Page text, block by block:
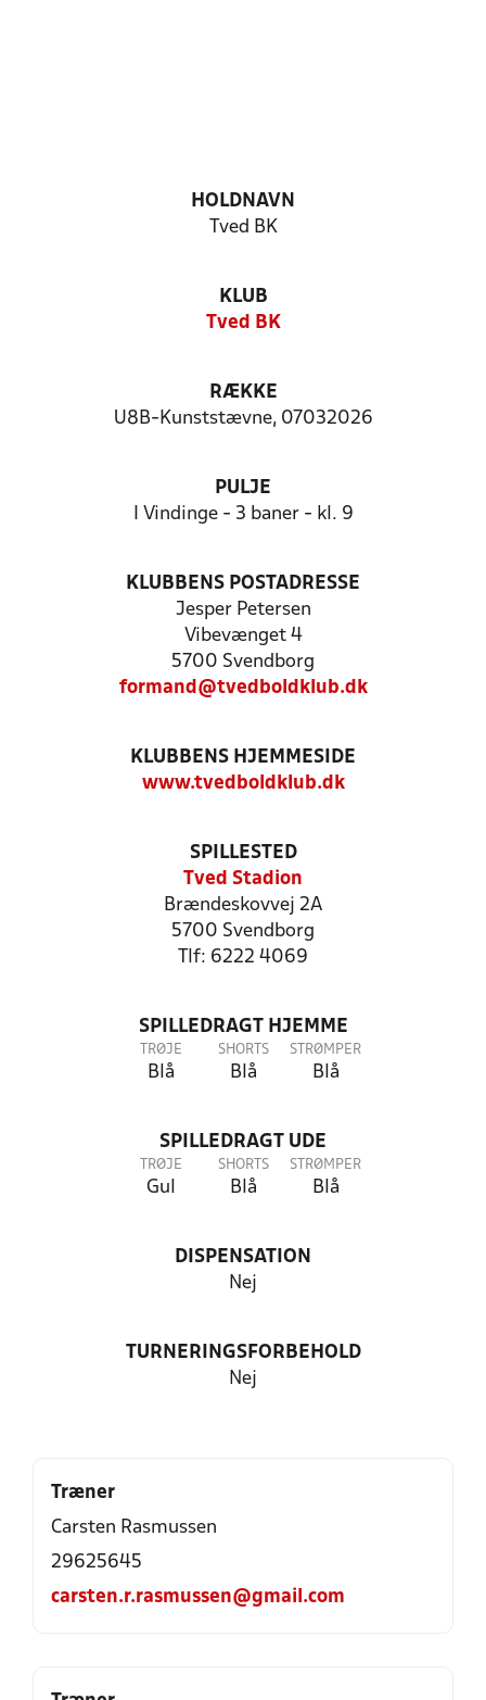
HOLDNAVN
Tved BK
KLUB
Tved BK
RÆKKE
U8B-Kunststævne, 07032026
PULJE
I Vindinge - 3 baner - kl. 9
KLUBBENS POSTADRESSE
Jesper Petersen
Vibevænget 4
5700 Svendborg
formand@tvedboldklub.dk
KLUBBENS HJEMMESIDE
www.tvedboldklub.dk
SPILLESTED
Tved Stadion
Brændeskovvej 2A
5700 Svendborg
Tlf: 6222 4069
SPILLEDRAGT HJEMME
TRØJE
Blå
SHORTS
Blå
STRØMPER
Blå
SPILLEDRAGT UDE
TRØJE
Gul
SHORTS
Blå
STRØMPER
Blå
DISPENSATION
Nej
TURNERINGSFORBEHOLD
Nej
Træner
Carsten Rasmussen
29625645
carsten.r.rasmussen@gmail.com